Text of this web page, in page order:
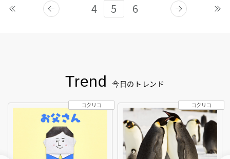
4 5 6
Trend 今日のトレンド
コクリコ コクリコ